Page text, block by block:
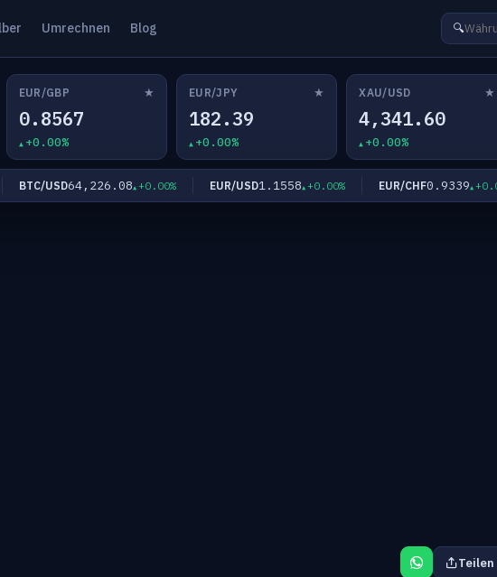
Umrechnen Blog 🔍
EUR/GBP ★
0.8567
+0.00%
EUR/JPY ★
182.39
+0.00%
XAU/USD ★
4,341.60
+0.00%
BTC/USD64,226.08 +0.00% EUR/USD1.1558 +0.00% EUR/CHF0.9339 +0.00%
Teilen